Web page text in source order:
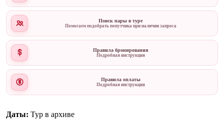
Поиск пары в туре
Помогаем подобрать попутчика при наличии запроса
Правила бронирования
Подробная инструкция
Правила оплаты
Подробная инструкция
Даты: Тур в архиве